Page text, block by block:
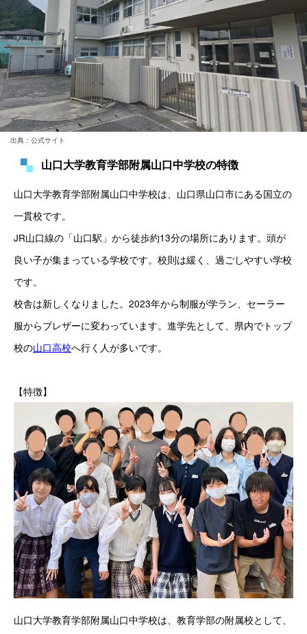
出典：公式サイト
山口大学教育学部附属山口中学校の特徴
山口大学教育学部附属山口中学校は、山口県山口市にある国立の
一貫校です。
JR山口線の「山口駅」から徒歩約13分の場所にあります。頭が
良い子が集まっている学校です。校則は緩く、過ごしやすい学校
です。
校舎は新しくなりました。2023年から制服が学ラン、セーラー
服からブレザーに変わっています。進学先として、県内でトップ
校の山口高校へ行く人が多いです。
【特徴】
山口大学教育学部附属山口中学校は、教育学部の附属校として、